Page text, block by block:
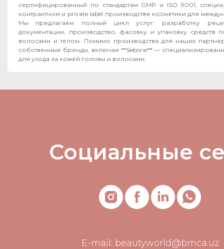
сертифицированный по стандартам GMP и ISO 9001,
контрактном и private label производстве косметики для
Мы предлагаем полный цикл услуг: разработку
документации, производство, фасовку и упаковку средств
волосами и телом. Помимо производства для наших партнёров, мы развиваем
собственные бренды, включая **Seboral** —
для ухода за кожей головы и волосами,
Социальные
E-mail: beautyworld@bmca.uz